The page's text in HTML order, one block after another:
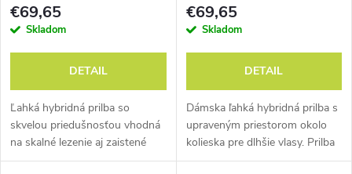
€69,65
Skladom
DETAIL
Ľahká hybridná prilba so
skvelou priedušnosťou vhodná
na skalné lezenie aj zaistené
cesty VIA FERRATA.
€69,65
Skladom
DETAIL
Dámska ľahká hybridná prilba s
upraveným priestorom okolo
kolieska pre dlhšie vlasy. Prilba
so skvelou priedušnosťou